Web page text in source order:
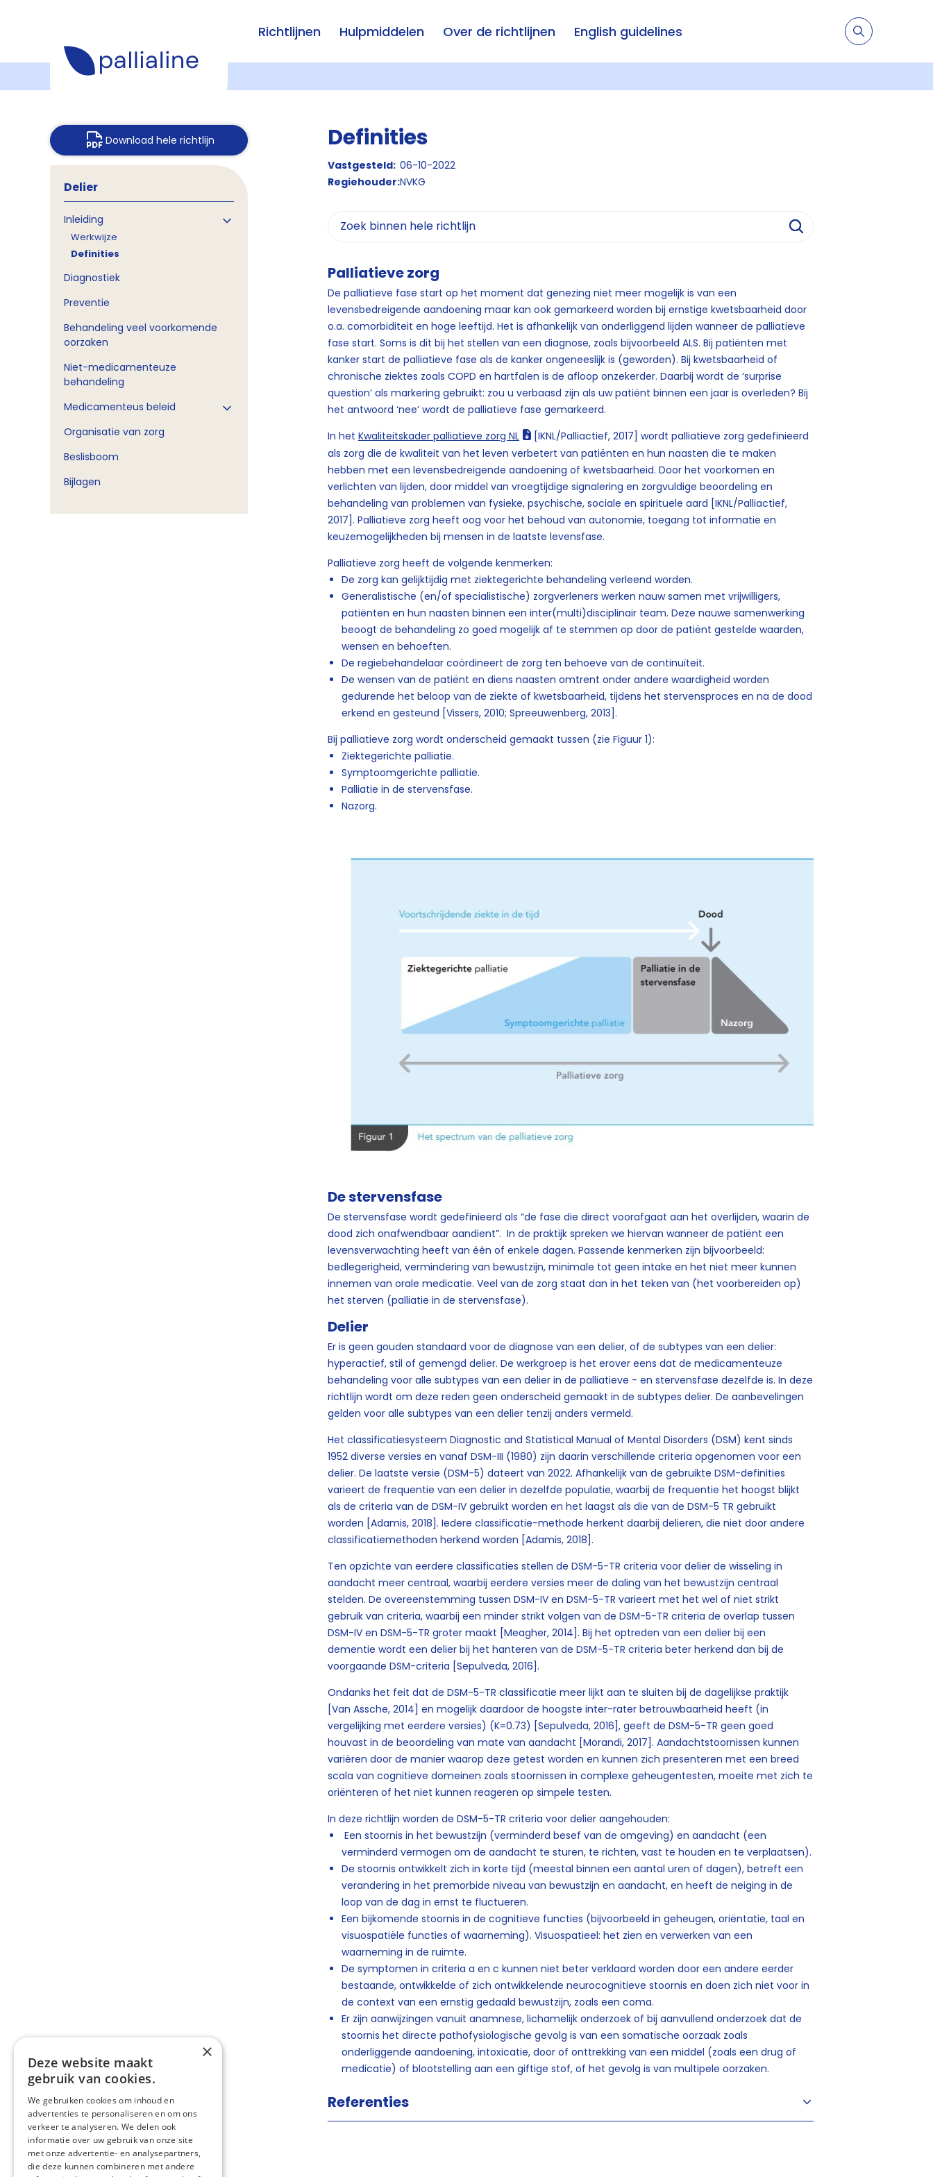
Richtlijnen Hulpmiddelen Over de richtlijnen English guidelines
Download hele richtlijn
Delier
Inleiding
Werkwijze
Definities
Diagnostiek
Preventie
Behandeling veel voorkomende
oorzaken
Niet-medicamenteuze
behandeling
Medicamenteus beleid
Organisatie van zorg
Beslisboom
Bijlagen
Definities
Vastgesteld: 06-10-2022
Regiehouder:NVKG
Palliatieve zorg
De palliatieve fase start op het moment dat genezing niet meer mogelijk is van een
levensbedreigende aandoening maar kan ook gemarkeerd worden bij ernstige kwetsbaarheid door
o.a. comorbiditeit en hoge leeftijd. Het is afhankelijk van onderliggend lijden wanneer de palliatieve
fase start. Soms is dit bij het stellen van een diagnose, zoals bijvoorbeeld ALS. Bij patiënten met
kanker start de palliatieve fase als de kanker ongeneeslijk is (geworden). Bij kwetsbaarheid of
chronische ziektes zoals COPD en hartfalen is de afloop onzekerder. Daarbij wordt de ‘surprise
question’ als markering gebruikt: zou u verbaasd zijn als uw patiënt binnen een jaar is overleden? Bij
het antwoord ‘nee’ wordt de palliatieve fase gemarkeerd.
In het Kwaliteitskader palliatieve zorg NL
[IKNL/Palliactief, 2017] wordt palliatieve zorg gedefinieerd
als zorg die de kwaliteit van het leven verbetert van patiënten en hun naasten die te maken
hebben met een levensbedreigende aandoening of kwetsbaarheid. Door het voorkomen en
verlichten van lijden, door middel van vroegtijdige signalering en zorgvuldige beoordeling en
behandeling van problemen van fysieke, psychische, sociale en spirituele aard [IKNL/Palliactief,
2017]. Palliatieve zorg heeft oog voor het behoud van autonomie, toegang tot informatie en
keuzemogelijkheden bij mensen in de laatste levensfase.
Palliatieve zorg heeft de volgende kenmerken:
De zorg kan gelijktijdig met ziektegerichte behandeling verleend worden.
Generalistische (en/of specialistische) zorgverleners werken nauw samen met vrijwilligers,
patiënten en hun naasten binnen een inter(multi)disciplinair team. Deze nauwe samenwerking
beoogt de behandeling zo goed mogelijk af te stemmen op door de patiënt gestelde waarden,
wensen en behoeften.
De regiebehandelaar coördineert de zorg ten behoeve van de continuïteit.
De wensen van de patiënt en diens naasten omtrent onder andere waardigheid worden
gedurende het beloop van de ziekte of kwetsbaarheid, tijdens het stervensproces en na de dood
erkend en gesteund [Vissers, 2010; Spreeuwenberg, 2013].
Bij palliatieve zorg wordt onderscheid gemaakt tussen (zie Figuur 1):
Ziektegerichte palliatie.
Symptoomgerichte palliatie.
Palliatie in de stervensfase.
Nazorg.
De stervensfase
De stervensfase wordt gedefinieerd als “de fase die direct voorafgaat aan het overlijden, waarin de
dood zich onafwendbaar aandient”. In de praktijk spreken we hiervan wanneer de patiënt een
levensverwachting heeft van één of enkele dagen. Passende kenmerken zijn bijvoorbeeld:
bedlegerigheid, vermindering van bewustzijn, minimale tot geen intake en het niet meer kunnen
innemen van orale medicatie. Veel van de zorg staat dan in het teken van (het voorbereiden op)
het sterven (palliatie in de stervensfase).
Delier
Er is geen gouden standaard voor de diagnose van een delier, of de subtypes van een delier:
hyperactief, stil of gemengd delier. De werkgroep is het erover eens dat de medicamenteuze
behandeling voor alle subtypes van een delier in de palliatieve - en stervensfase dezelfde is. In deze
richtlijn wordt om deze reden geen onderscheid gemaakt in de subtypes delier. De aanbevelingen
gelden voor alle subtypes van een delier tenzij anders vermeld.
Het classificatiesysteem Diagnostic and Statistical Manual of Mental Disorders (DSM) kent sinds
1952 diverse versies en vanaf DSM-III (1980) zijn daarin verschillende criteria opgenomen voor een
delier. De laatste versie (DSM-5) dateert van 2022. Afhankelijk van de gebruikte DSM-definities
varieert de frequentie van een delier in dezelfde populatie, waarbij de frequentie het hoogst blijkt
als de criteria van de DSM-IV gebruikt worden en het laagst als die van de DSM-5 TR gebruikt
worden [Adamis, 2018]. Iedere classificatie-methode herkent daarbij delieren, die niet door andere
classificatiemethoden herkend worden [Adamis, 2018].
Ten opzichte van eerdere classificaties stellen de DSM-5-TR criteria voor delier de wisseling in
aandacht meer centraal, waarbij eerdere versies meer de daling van het bewustzijn centraal
stelden. De overeenstemming tussen DSM-IV en DSM-5-TR varieert met het wel of niet strikt
gebruik van criteria, waarbij een minder strikt volgen van de DSM-5-TR criteria de overlap tussen
DSM-IV en DSM-5-TR groter maakt [Meagher, 2014]. Bij het optreden van een delier bij een
dementie wordt een delier bij het hanteren van de DSM-5-TR criteria beter herkend dan bij de
voorgaande DSM-criteria [Sepulveda, 2016].
Ondanks het feit dat de DSM-5-TR classificatie meer lijkt aan te sluiten bij de dagelijkse praktijk
[Van Assche, 2014] en mogelijk daardoor de hoogste inter-rater betrouwbaarheid heeft (in
vergelijking met eerdere versies) (K=0.73) [Sepulveda, 2016], geeft de DSM-5-TR geen goed
houvast in de beoordeling van mate van aandacht [Morandi, 2017]. Aandachtstoornissen kunnen
variëren door de manier waarop deze getest worden en kunnen zich presenteren met een breed
scala van cognitieve domeinen zoals stoornissen in complexe geheugentesten, moeite met zich te
oriënteren of het niet kunnen reageren op simpele testen.
In deze richtlijn worden de DSM-5-TR criteria voor delier aangehouden:
Een stoornis in het bewustzijn (verminderd besef van de omgeving) en aandacht (een
verminderd vermogen om de aandacht te sturen, te richten, vast te houden en te verplaatsen).
De stoornis ontwikkelt zich in korte tijd (meestal binnen een aantal uren of dagen), betreft een
verandering in het premorbide niveau van bewustzijn en aandacht, en heeft de neiging in de
loop van de dag in ernst te fluctueren.
Een bijkomende stoornis in de cognitieve functies (bijvoorbeeld in geheugen, oriëntatie, taal en
visuospatiële functies of waarneming). Visuospatieel: het zien en verwerken van een
waarneming in de ruimte.
De symptomen in criteria a en c kunnen niet beter verklaard worden door een andere eerder
bestaande, ontwikkelde of zich ontwikkelende neurocognitieve stoornis en doen zich niet voor in
de context van een ernstig gedaald bewustzijn, zoals een coma.
Er zijn aanwijzingen vanuit anamnese, lichamelijk onderzoek of bij aanvullend onderzoek dat de
stoornis het directe pathofysiologische gevolg is van een somatische oorzaak zoals
onderliggende aandoening, intoxicatie, door of onttrekking van een middel (zoals een drug of
medicatie) of blootstelling aan een giftige stof, of het gevolg is van multipele oorzaken.
Referenties
×
Deze website maakt
gebruik van cookies.
We gebruiken cookies om inhoud en
advertenties te personaliseren en om ons
verkeer te analyseren. We delen ook
informatie over uw gebruik van onze site
met onze advertentie- en analysepartners,
die deze kunnen combineren met andere